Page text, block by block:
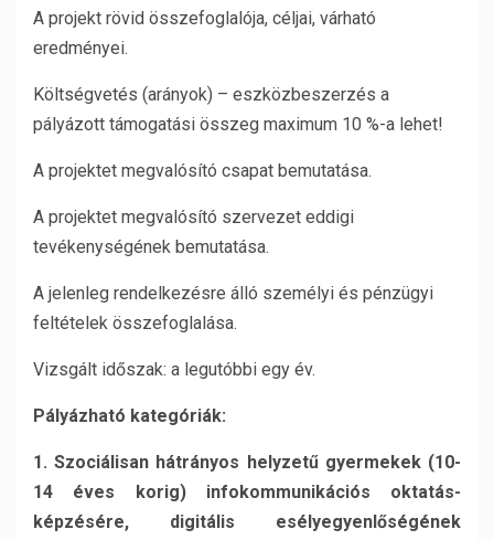
A projekt rövid összefoglalója, céljai, várható
eredményei.
Költségvetés (arányok) – eszközbeszerzés a
pályázott támogatási összeg maximum 10 %-a lehet!
A projektet megvalósító csapat bemutatása.
A projektet megvalósító szervezet eddigi
tevékenységének bemutatása.
A jelenleg rendelkezésre álló személyi és pénzügyi
feltételek összefoglalása.
Vizsgált időszak: a legutóbbi egy év.
Pályázható kategóriák:
1. Szociálisan hátrányos helyzetű gyermekek (10-
14 éves korig) infokommunikációs oktatás-
képzésére, digitális esélyegyenlőségének